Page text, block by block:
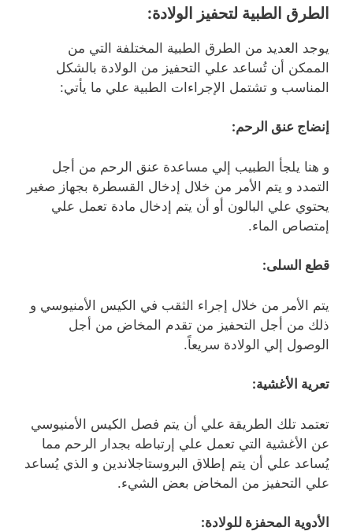
الطرق الطبية لتحفيز الولادة:
يوجد العديد من الطرق الطبية المختلفة التي من
الممكن أن تُساعد علي التحفيز من الولادة بالشكل
المناسب و تشتمل الإجراءات الطبية علي ما يأتي:
إنضاج عنق الرحم:
و هنا يلجأ الطبيب إلي مساعدة عنق الرحم من أجل
التمدد و يتم الأمر من خلال إدخال القسطرة بجهاز صغير
يحتوي علي البالون أو أن يتم إدخال مادة تعمل علي
إمتصاص الماء.
قطع السلى:
يتم الأمر من خلال إجراء الثقب في الكيس الأمنيوسي و
ذلك من أجل التحفيز من تقدم المخاض من أجل
الوصول إلي الولادة سريعاً.
تعرية الأغشية:
تعتمد تلك الطريقة علي أن يتم فصل الكيس الأمنيوسي
عن الأغشية التي تعمل علي إرتباطه بجدار الرحم مما
يُساعد علي أن يتم إطلاق البروستاجلاندين و الذي يُساعد
علي التحفيز من المخاض بعض الشيء.
الأدوية المحفزة للولادة: